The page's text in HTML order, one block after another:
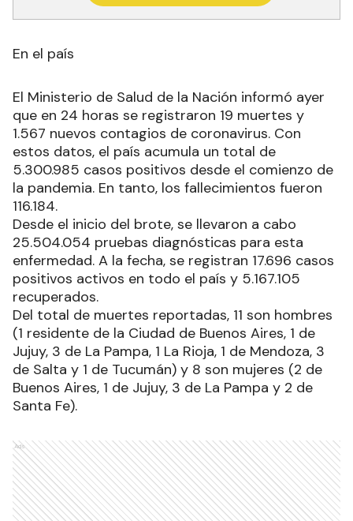
En el país
El Ministerio de Salud de la Nación informó ayer
que en 24 horas se registraron 19 muertes y
1.567 nuevos contagios de coronavirus. Con
estos datos, el país acumula un total de
5.300.985 casos positivos desde el comienzo de
la pandemia. En tanto, los fallecimientos fueron
116.184.
Desde el inicio del brote, se llevaron a cabo
25.504.054 pruebas diagnósticas para esta
enfermedad. A la fecha, se registran 17.696 casos
positivos activos en todo el país y 5.167.105
recuperados.
Del total de muertes reportadas, 11 son hombres
(1 residente de la Ciudad de Buenos Aires, 1 de
Jujuy, 3 de La Pampa, 1 La Rioja, 1 de Mendoza, 3
de Salta y 1 de Tucumán) y 8 son mujeres (2 de
Buenos Aires, 1 de Jujuy, 3 de La Pampa y 2 de
Santa Fe).
Ads